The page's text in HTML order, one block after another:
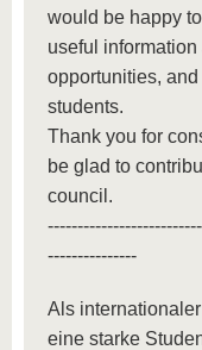
would be happy
useful
opportunities,
students.
Thank you for
be glad to
council.
---------------
Als
eine starke